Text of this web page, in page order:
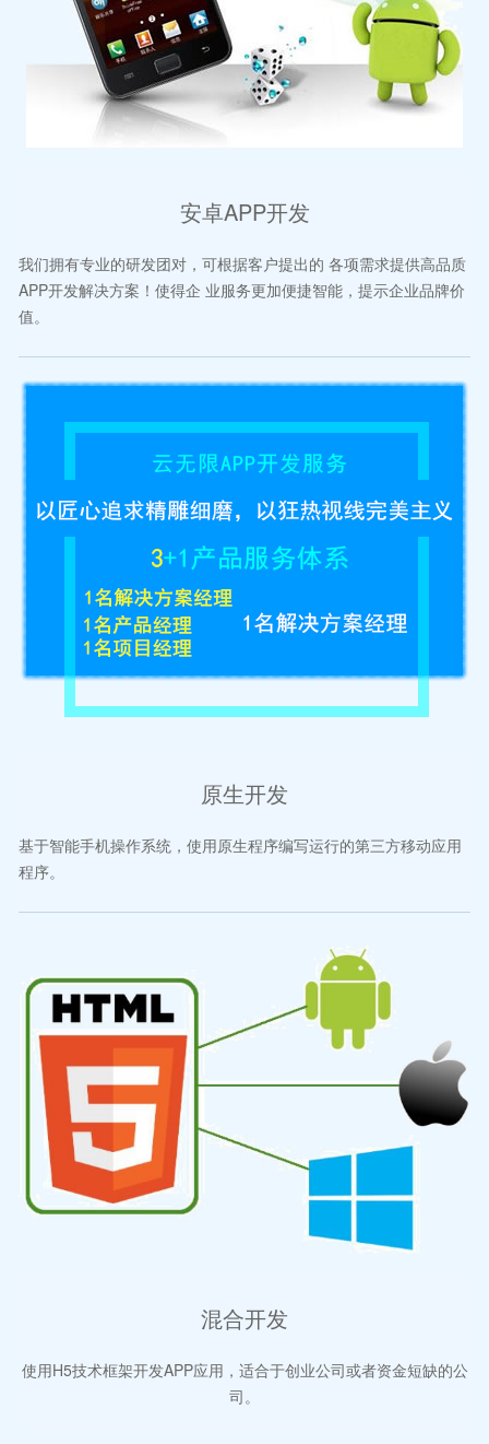
安卓APP开发
我们拥有专业的研发团对，可根据客户提出的 各项需求提供高品质
APP开发解决方案！使得企 业服务更加便捷智能，提示企业品牌价
值。
原生开发
基于智能手机操作系统，使用原生程序编写运行的第三方移动应用
程序。
混合开发
使用H5技术框架开发APP应用，适合于创业公司或者资金短缺的公
司。